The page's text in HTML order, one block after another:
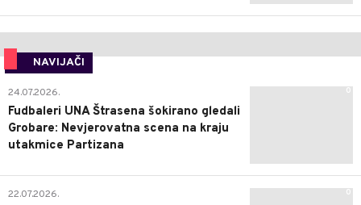
NAVIJAČI
0
24.07.2026.
Fudbaleri UNA Štrasena šokirano gledali
Grobare: Nevjerovatna scena na kraju
utakmice Partizana
0
22.07.2026.